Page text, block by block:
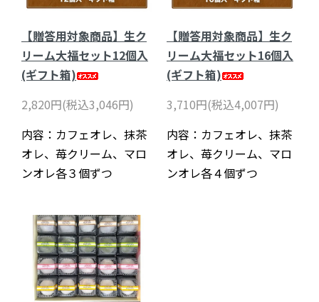
【贈答用対象商品】生ク
リーム大福セット12個入
(ギフト箱)
2,820円(税込3,046円)
内容：カフェオレ、抹茶
オレ、苺クリーム、マロ
ンオレ各３個ずつ
【贈答用対象商品】生ク
リーム大福セット16個入
(ギフト箱)
3,710円(税込4,007円)
内容：カフェオレ、抹茶
オレ、苺クリーム、マロ
ンオレ各４個ずつ